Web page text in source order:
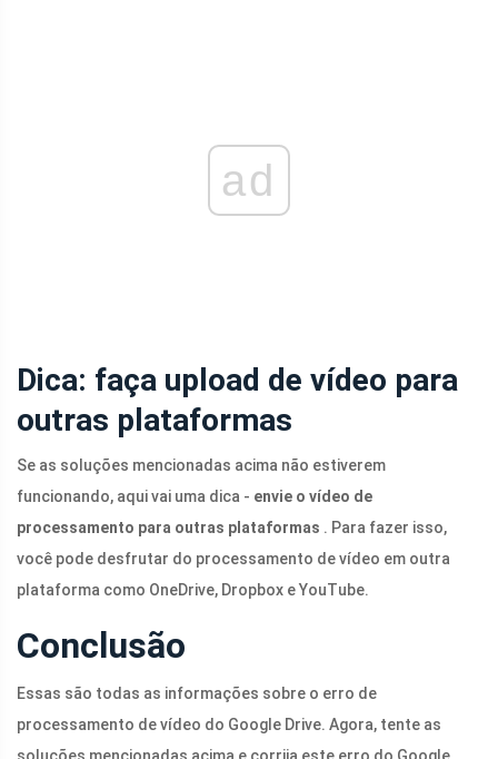
ad
Dica: faça upload de vídeo para
outras plataformas
Se as soluções mencionadas acima não estiverem
funcionando, aqui vai uma dica - envie o vídeo de
processamento para outras plataformas . Para fazer isso,
você pode desfrutar do processamento de vídeo em outra
plataforma como OneDrive, Dropbox e YouTube.
Conclusão
Essas são todas as informações sobre o erro de
processamento de vídeo do Google Drive. Agora, tente as